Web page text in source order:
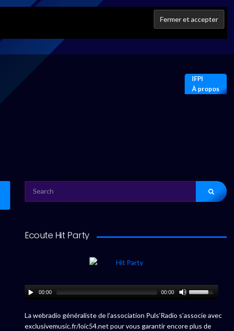
IFPI
À propos
FOR:
Ecoute Hit Party
00:00 00:00
La webradio généraliste de l’association Puls’Radio s’associe avec
exclusivemusic.fr/loic54.net pour vous garantir encore plus de